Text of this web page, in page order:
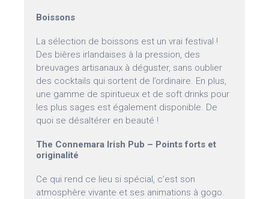
Boissons
La sélection de boissons est un vrai festival !
Des bières irlandaises à la pression, des
breuvages artisanaux à déguster, sans oublier
des cocktails qui sortent de l’ordinaire. En plus,
une gamme de spiritueux et de soft drinks pour
les plus sages est également disponible. De
quoi se désaltérer en beauté !
The Connemara Irish Pub – Points forts et
originalité
Ce qui rend ce lieu si spécial, c’est son
atmosphère vivante et ses animations à gogo.